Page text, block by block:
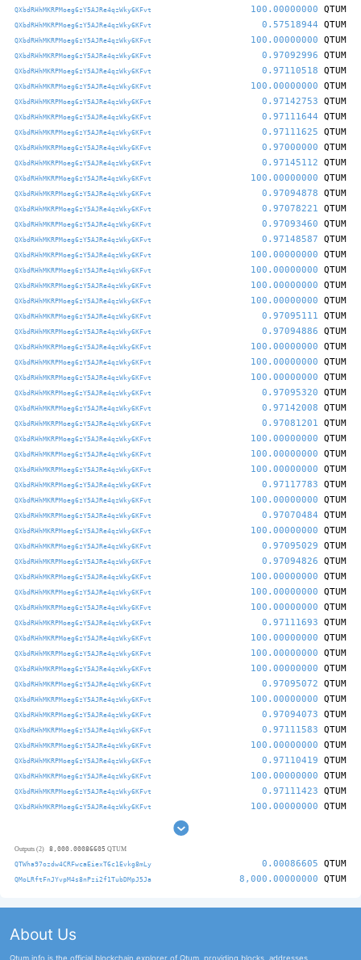
QXbdRHhMKRPMoeg6zY5AJRe4qzWky6KFvt 100.00000000 QTUM
QXbdRHhMKRPMoeg6zY5AJRe4qzWky6KFvt 0.57518944 QTUM
QXbdRHhMKRPMoeg6zY5AJRe4qzWky6KFvt 100.00000000 QTUM
QXbdRHhMKRPMoeg6zY5AJRe4qzWky6KFvt 0.97092996 QTUM
QXbdRHhMKRPMoeg6zY5AJRe4qzWky6KFvt 0.97110518 QTUM
QXbdRHhMKRPMoeg6zY5AJRe4qzWky6KFvt 100.00000000 QTUM
QXbdRHhMKRPMoeg6zY5AJRe4qzWky6KFvt 0.97142753 QTUM
QXbdRHhMKRPMoeg6zY5AJRe4qzWky6KFvt 0.97111644 QTUM
QXbdRHhMKRPMoeg6zY5AJRe4qzWky6KFvt 0.97111625 QTUM
QXbdRHhMKRPMoeg6zY5AJRe4qzWky6KFvt 0.97000000 QTUM
QXbdRHhMKRPMoeg6zY5AJRe4qzWky6KFvt 0.97145112 QTUM
QXbdRHhMKRPMoeg6zY5AJRe4qzWky6KFvt 100.00000000 QTUM
QXbdRHhMKRPMoeg6zY5AJRe4qzWky6KFvt 0.97094878 QTUM
QXbdRHhMKRPMoeg6zY5AJRe4qzWky6KFvt 0.97078221 QTUM
QXbdRHhMKRPMoeg6zY5AJRe4qzWky6KFvt 0.97093460 QTUM
QXbdRHhMKRPMoeg6zY5AJRe4qzWky6KFvt 0.97148587 QTUM
QXbdRHhMKRPMoeg6zY5AJRe4qzWky6KFvt 100.00000000 QTUM
QXbdRHhMKRPMoeg6zY5AJRe4qzWky6KFvt 100.00000000 QTUM
QXbdRHhMKRPMoeg6zY5AJRe4qzWky6KFvt 100.00000000 QTUM
QXbdRHhMKRPMoeg6zY5AJRe4qzWky6KFvt 100.00000000 QTUM
QXbdRHhMKRPMoeg6zY5AJRe4qzWky6KFvt 0.97095111 QTUM
QXbdRHhMKRPMoeg6zY5AJRe4qzWky6KFvt 0.97094886 QTUM
QXbdRHhMKRPMoeg6zY5AJRe4qzWky6KFvt 100.00000000 QTUM
QXbdRHhMKRPMoeg6zY5AJRe4qzWky6KFvt 100.00000000 QTUM
QXbdRHhMKRPMoeg6zY5AJRe4qzWky6KFvt 100.00000000 QTUM
QXbdRHhMKRPMoeg6zY5AJRe4qzWky6KFvt 0.97095320 QTUM
QXbdRHhMKRPMoeg6zY5AJRe4qzWky6KFvt 0.97142008 QTUM
QXbdRHhMKRPMoeg6zY5AJRe4qzWky6KFvt 0.97081201 QTUM
QXbdRHhMKRPMoeg6zY5AJRe4qzWky6KFvt 100.00000000 QTUM
QXbdRHhMKRPMoeg6zY5AJRe4qzWky6KFvt 100.00000000 QTUM
QXbdRHhMKRPMoeg6zY5AJRe4qzWky6KFvt 100.00000000 QTUM
QXbdRHhMKRPMoeg6zY5AJRe4qzWky6KFvt 0.97117783 QTUM
QXbdRHhMKRPMoeg6zY5AJRe4qzWky6KFvt 100.00000000 QTUM
QXbdRHhMKRPMoeg6zY5AJRe4qzWky6KFvt 0.97070484 QTUM
QXbdRHhMKRPMoeg6zY5AJRe4qzWky6KFvt 100.00000000 QTUM
QXbdRHhMKRPMoeg6zY5AJRe4qzWky6KFvt 0.97095029 QTUM
QXbdRHhMKRPMoeg6zY5AJRe4qzWky6KFvt 0.97094826 QTUM
QXbdRHhMKRPMoeg6zY5AJRe4qzWky6KFvt 100.00000000 QTUM
QXbdRHhMKRPMoeg6zY5AJRe4qzWky6KFvt 100.00000000 QTUM
QXbdRHhMKRPMoeg6zY5AJRe4qzWky6KFvt 100.00000000 QTUM
QXbdRHhMKRPMoeg6zY5AJRe4qzWky6KFvt 0.97111693 QTUM
QXbdRHhMKRPMoeg6zY5AJRe4qzWky6KFvt 100.00000000 QTUM
QXbdRHhMKRPMoeg6zY5AJRe4qzWky6KFvt 100.00000000 QTUM
QXbdRHhMKRPMoeg6zY5AJRe4qzWky6KFvt 100.00000000 QTUM
QXbdRHhMKRPMoeg6zY5AJRe4qzWky6KFvt 0.97095072 QTUM
QXbdRHhMKRPMoeg6zY5AJRe4qzWky6KFvt 100.00000000 QTUM
QXbdRHhMKRPMoeg6zY5AJRe4qzWky6KFvt 0.97094073 QTUM
QXbdRHhMKRPMoeg6zY5AJRe4qzWky6KFvt 0.97111583 QTUM
QXbdRHhMKRPMoeg6zY5AJRe4qzWky6KFvt 100.00000000 QTUM
QXbdRHhMKRPMoeg6zY5AJRe4qzWky6KFvt 0.97110419 QTUM
QXbdRHhMKRPMoeg6zY5AJRe4qzWky6KFvt 100.00000000 QTUM
QXbdRHhMKRPMoeg6zY5AJRe4qzWky6KFvt 0.97111423 QTUM
QXbdRHhMKRPMoeg6zY5AJRe4qzWky6KFvt 100.00000000 QTUM
Outputs (2) 8,000.00086605 QTUM
QTWha97ozdw4CRFwcaEiexT6c1Evkg8mLy 0.00086605 QTUM
QMoLRftFnJYvpM4s8nPzi2f1TubDMpJ5Ja 8,000.00000000 QTUM
About Us
Qtum.info is the official blockchain explorer of Qtum, providing blocks, addresses,